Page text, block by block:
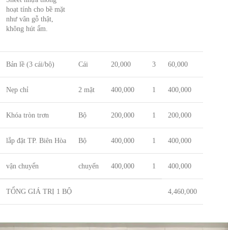
hoạt tính cho bề mặt
như vân gỗ thật,
không hút ẩm.
Bản lề (3 cái/bộ) Cái 20,000 3 60,000
Nẹp chỉ 2 mặt 400,000 1 400,000
Khóa tròn trơn Bộ 200,000 1 200,000
lắp đặt TP. Biên Hòa Bộ 400,000 1 400,000
vận chuyển chuyến 400,000 1 400,000
TỔNG GIÁ TRỊ 1 BỘ 4,460,000